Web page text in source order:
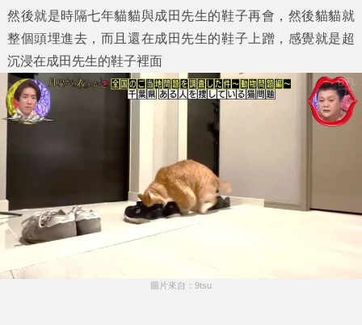
然後就是時隔七年貓貓與成田先生的鞋子再會，然後貓貓就
整個頭埋進去，而且還在成田先生的鞋子上蹭，感覺就是超
沉浸在成田先生的鞋子裡面
圖片來自：9tsu